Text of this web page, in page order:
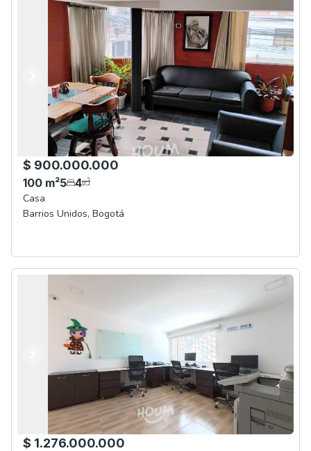
Anterior
Siguiente
$ 900.000.000
100 m²5 4
Casa
Barrios Unidos, Bogotá
$ 1.276.000.000